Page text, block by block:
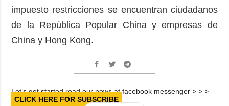
impuesto restricciones se encuentran ciudadanos
de la República Popular China y empresas de
China y Hong Kong.
Let’s get started read our news at facebook messenger > > >
CLICK HERE FOR SUBSCRIBE